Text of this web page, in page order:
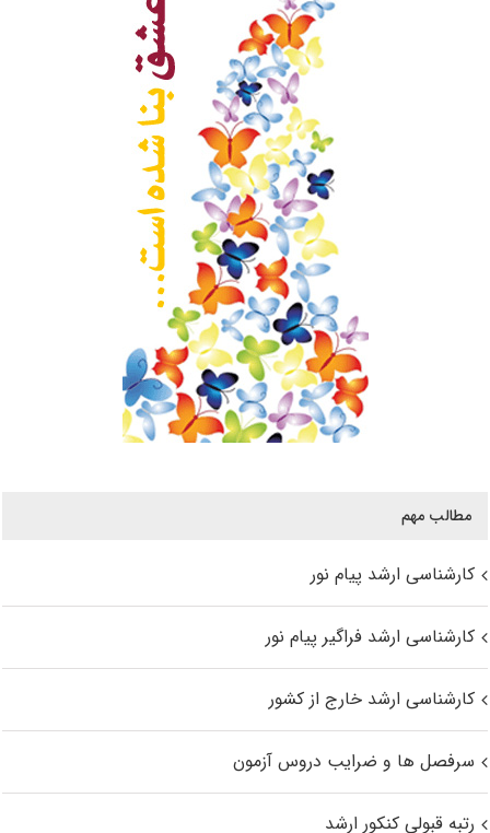
مطالب مهم
کارشناسی ارشد پیام نور
کارشناسی ارشد فراگیر پیام نور
کارشناسی ارشد خارج از کشور
سرفصل ها و ضرایب دروس آزمون
رتبه قبولی کنکور ارشد